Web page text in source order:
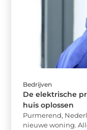
Bedrijven
De elektrische
huis oplossen
Purmerend,
nieuwe woning.